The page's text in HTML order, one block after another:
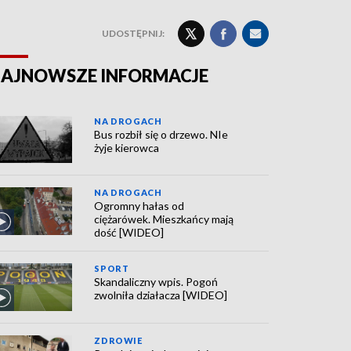
UDOSTĘPNIJ:
INFORMACJE
NA DROGACH
Bus rozbił się o drzewo. NIe
żyje kierowca
NA DROGACH
Ogromny hałas od
ciężarówek. Mieszkańcy mają
dość [WIDEO]
SPORT
Skandaliczny wpis. Pogoń
zwolniła działacza [WIDEO]
ZDROWIE